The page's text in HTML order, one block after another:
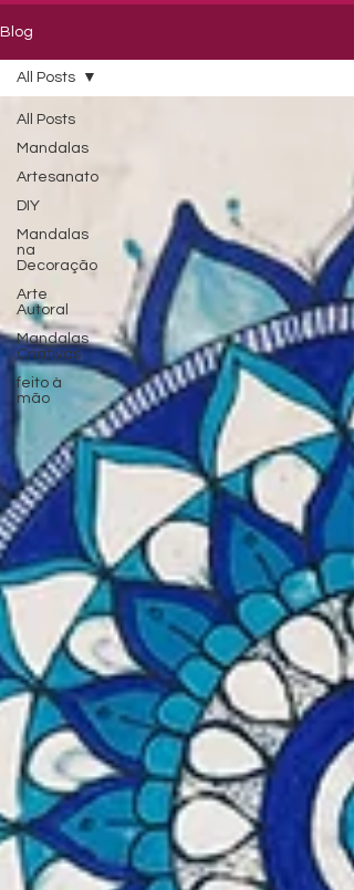
Blog
All Posts
Mandalas
Artesanato
DIY
Mandalas
na
Decoração
Arte
Autoral
Mandalas
Criativas
feito à
mão
All Posts